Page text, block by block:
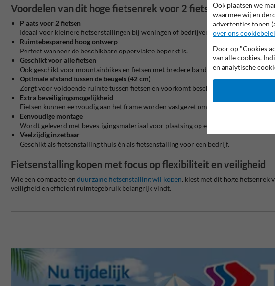
Voordelen van dit hoge fietsenrek voor 2 fietsen
Plaats voor 2 fietsen
Ideaal voor kleinere fietsenstallingen bij woningen of bedrijven.
Ruimtebesparend hoog ontwerp
Perfect wanneer de beschikbare oppervlakte beperkt is.
Geschikt voor alle fietsen
Ook geschikt voor mountainbikes en fietsen met bredere banden.
Optimale afstand tussen de beugels (42 cm)
Zorgt voor voldoende ruimte tussen fietsen en voorkomt beschadiging.
Extra beveiligingsmogelijkheid
Fietsen kunnen eenvoudig aan het frame worden vastgezet om diefstal te
Eenvoudige montage
Wordt geleverd met bevestigingsmateriaal voor plaatsing op een vaste ondergrond.
Veelzijdig inzetbaar
Geschikt als fietsenstalling thuis én als fietsenstalling voor een bedrijf.
Fietsenstalling kopen met focus op flexibiliteit en veiligheid
Wie een compacte en duurzame fietsenstalling wil kopen, kiest met dit hoge fietsenrek
veiligheid en efficiënt ruimtegebruik belangrijk vindt.
Ook plaatsen we
waarmee wij en
advertenties tonen
over ons
Door op "Cookies
van alle cookies.
en analytische